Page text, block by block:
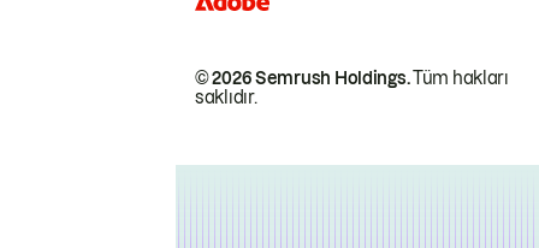
© 2026 Semrush Holdings.Tüm hakları
saklıdır.